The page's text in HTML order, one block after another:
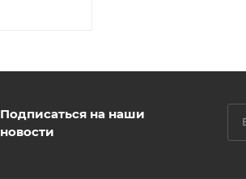
Подписаться на наши
новости